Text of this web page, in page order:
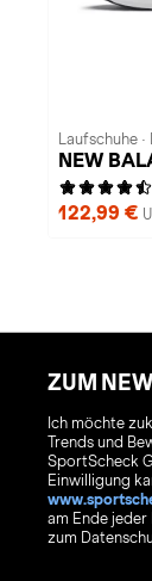
Laufschuhe
NEW
122,99 €
ZUM
Ich möchte
Trends und
SportScheck
Einwilligung
am Ende
zum